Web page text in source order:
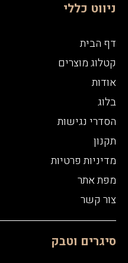
ניווט כללי
דף הבית
קטלוג מוצרים
אודות
בלוג
הסדרי נגישות
תקנון
מדיניות פרטיות
מפת אתר
צור קשר
סיגרים וטבק